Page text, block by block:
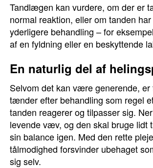
Tandlægen kan vurdere, om der er
normal reaktion, eller om tanden
yderligere behandling – for
af en fyldning eller en beskyttende
En naturlig del af
Selvom det kan være generende, er
tænder efter behandling som regel
tanden reagerer og tilpasser sig.
levende væv, og den skal bruge lidt
sin balance igen. Med den rette
tålmodighed forsvinder ubehaget
sig selv.